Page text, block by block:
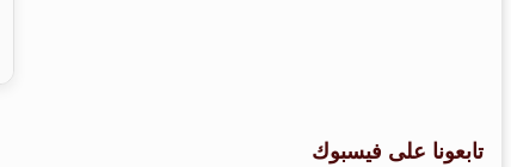
تابعونا على فيسبوك